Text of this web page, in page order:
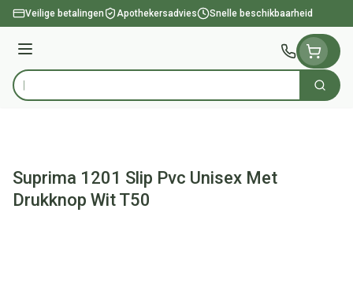
Ga naar de inhoud
Veilige betalingen Apothekersadvies Snelle beschikbaarheid
Menu
Product, merk, categorie... Zoek
Suprima 1201 Slip Pvc Unisex Met
Drukknop Wit T50